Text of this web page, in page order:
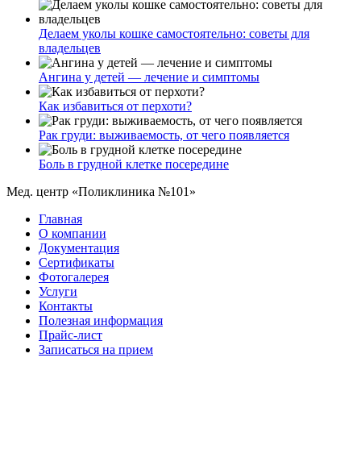
Делаем уколы кошке самостоятельно: советы для
владельцев
Ангина у детей — лечение и симптомы
Как избавиться от перхоти?
Рак груди: выживаемость, от чего появляется
Боль в грудной клетке посередине
Мед. центр «Поликлиника №101»
Главная
О компании
Документация
Сертификаты
Фотогалерея
Услуги
Контакты
Полезная информация
Прайс-лист
Записаться на прием